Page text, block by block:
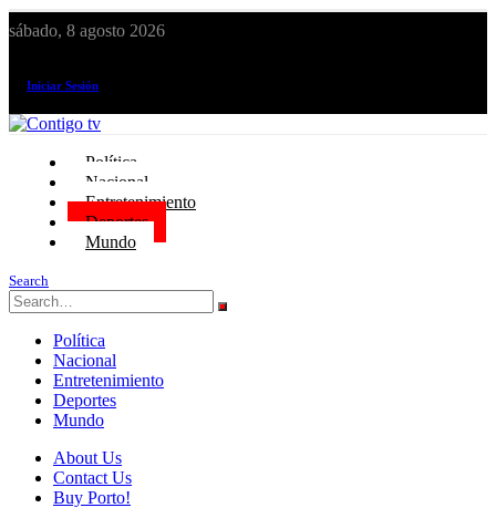
sábado, 8 agosto 2026
Iniciar Sesión
Política
Nacional
Entretenimiento
Deportes
Mundo
Search
Política
Nacional
Entretenimiento
Deportes
Mundo
About Us
Contact Us
Buy Porto!